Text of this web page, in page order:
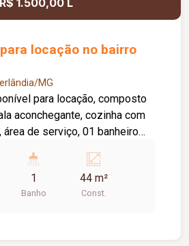
R$ 1.500,00 L
locação no bairro
MG
para locação, composto
aconchegante, cozinha com
área de serviço, 01 banheiro
proporcionando mais
oferece
de lazer e
1
Banho
44 m²
Const.